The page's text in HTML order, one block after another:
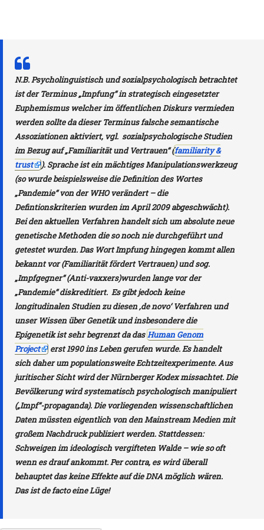
Maskenbefreiung
Unbekannte metallische Nanopartikel
Impfstoffen
Der „Nasenbohrtest“
Digitale DNA
Was passiert mit den DNA Daten?
Hacking DNA
Wissenschaft steht auf
Corona Ausschuss (Kontrollierte
US Vollspektrum-Dominanz
Infektions“schutzgesetz“ § 21 –
Graphene neuroscience literature
Prof. Mausfeld: Gesundheit nur
Aphorismen, Analogien & Metaphern
Dr. Suzanne Humphries: Die Impf-
Dr. Klaus Hartmann: Wie sicher sind
www.DeepL.com/Translator
Ansicht im Vollbildmodus
N.B. Psycholinguistisch und sozialpsychologisch betrachtet
ist der Terminus „Impfung“ in strategisch eingesetzter
Euphemismus welcher im öffentlichen Diskurs vermieden
werden sollte da dieser Terminus falsche semantische
Assoziationen aktiviert, vgl. sozialpsychologische Studien
im Bezug auf „Familiarität und Vertrauen“ (familiarity &
trust
). Sprache ist ein mächtiges Manipulationswerkzeug
(so wurde beispielsweise die Definition des Wortes
„Pandemie“ von der WHO verändert – die
Defintionskriterien wurden im April 2009 abgeschwächt).
Bei den aktuellen Verfahren handelt sich um absolute neue
genetische Methoden die so noch nie durchgeführt und
getestet wurden. Das Wort Impfung hingegen kommt allen
bekannt vor (Familiarität fördert Vertrauen) und sog.
„Impfgegner“ (Anti-vaxxers)wurden lange vor der
„Pandemie“ diskreditiert. Es gibt jedoch keine
longitudinalen Studien zu diesen ‚de novo‘ Verfahren und
unser Wissen über Genetik und insbesondere die
Epigenetik ist sehr begrenzt da dasHuman Genom
Project
erst 1990 ins Leben gerufen wurde. Es handelt
sich daher um populationsweite Echtzeitexperimente. Aus
juritischer Sicht wird der Nürnberger Kodex missachtet. Die
Bevölkerung wird systematisch psychologisch manipuliert
(„Impf“-propaganda). Die vorliegenden wissenschaftlichen
Daten müssten eigentlich von den Mainstream Medien mit
großem Nachdruck publiziert werden. Stattdessen:
Schweigen im ideologisch vergifteten Walde – wie so oft
wenn es drauf ankommt.Per contra, es wird überall
behauptet das keine Effekte auf die DNA möglich wären.
Das istde factoeine Lüge!